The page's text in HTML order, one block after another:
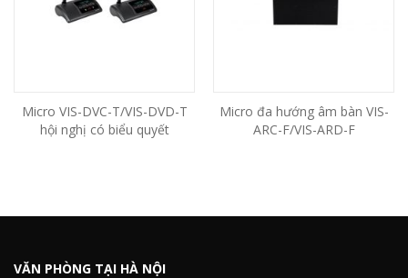
Micro VIS-DVC-T/VIS-DVD-T
hội nghị có biểu quyết
Micro đa hướng âm bàn VIS-
ARC-F/VIS-ARD-F
VĂN PHÒNG TẠI HÀ NỘI